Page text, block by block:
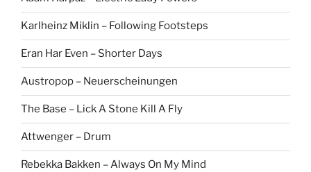
Karlheinz Miklin – Following Footsteps
Eran Har Even – Shorter Days
Austropop – Neuerscheinungen
The Base – Lick A Stone Kill A Fly
Attwenger – Drum
Rebekka Bakken – Always On My Mind